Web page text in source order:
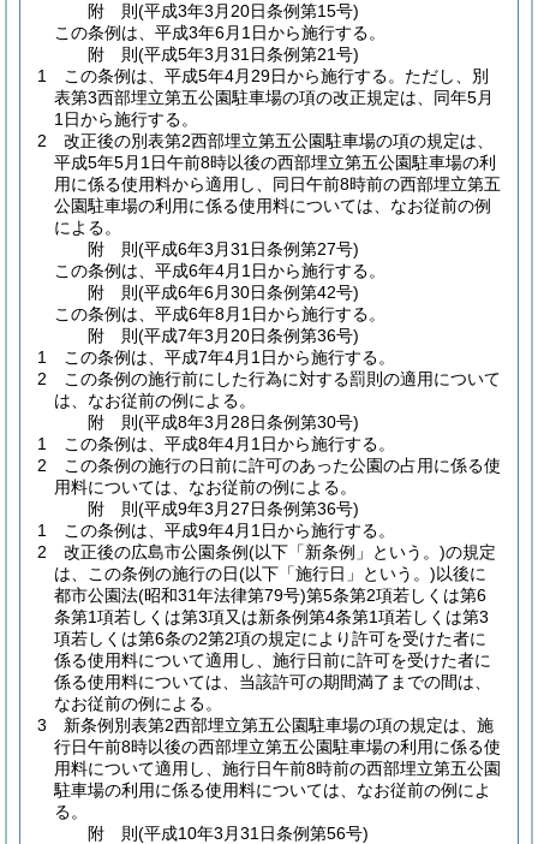
附 則(平成3年3月20日条例第15号)
この条例は、平成3年6月1日から施行する。
附 則(平成5年3月31日条例第21号)
1
この条例は、平成5年4月29日から施行する。 ただし、別
表第3西部埋立第五公園駐車場の項の改正規定は、同年5月
1日から施行する。
2
改正後の別表第2西部埋立第五公園駐車場の項の規定は、
平成5年5月1日午前8時以後の西部埋立第五公園駐車場の利
用に係る使用料から適用し、同日午前8時前の西部埋立第五
公園駐車場の利用に係る使用料については、なお従前の例
による。
附 則(平成6年3月31日条例第27号)
この条例は、平成6年4月1日から施行する。
附 則(平成6年6月30日条例第42号)
この条例は、平成6年8月1日から施行する。
附 則(平成7年3月20日条例第36号)
1
この条例は、平成7年4月1日から施行する。
2
この条例の施行前にした行為に対する罰則の適用について
は、なお従前の例による。
附 則(平成8年3月28日条例第30号)
1
この条例は、平成8年4月1日から施行する。
2
この条例の施行の日前に許可のあった公園の占用に係る使
用料については、なお従前の例による。
附 則(平成9年3月27日条例第36号)
1
この条例は、平成9年4月1日から施行する。
2
改正後の広島市公園条例(以下「新条例」という。)の規定
は、この条例の施行の日(以下「施行日」という。)以後に
都市公園法(昭和31年法律第79号)第5条第2項若しくは第6
条第1項若しくは第3項又は新条例第4条第1項若しくは第3
項若しくは第6条の2第2項の規定により許可を受けた者に
係る使用料について適用し、施行日前に許可を受けた者に
係る使用料については、当該許可の期間満了までの間は、
なお従前の例による。
3
新条例別表第2西部埋立第五公園駐車場の項の規定は、施
行日午前8時以後の西部埋立第五公園駐車場の利用に係る使
用料について適用し、施行日午前8時前の西部埋立第五公園
駐車場の利用に係る使用料については、なお従前の例によ
る。
附 則(平成10年3月31日条例第56号)